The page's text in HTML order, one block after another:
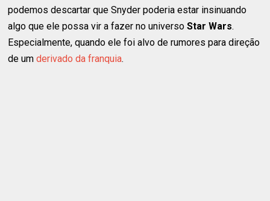
podemos descartar que Snyder poderia estar insinuando
algo que ele possa vir a fazer no universoStar Wars.
Especialmente, quando ele foi alvo de rumores para direção
de umderivado da franquia.